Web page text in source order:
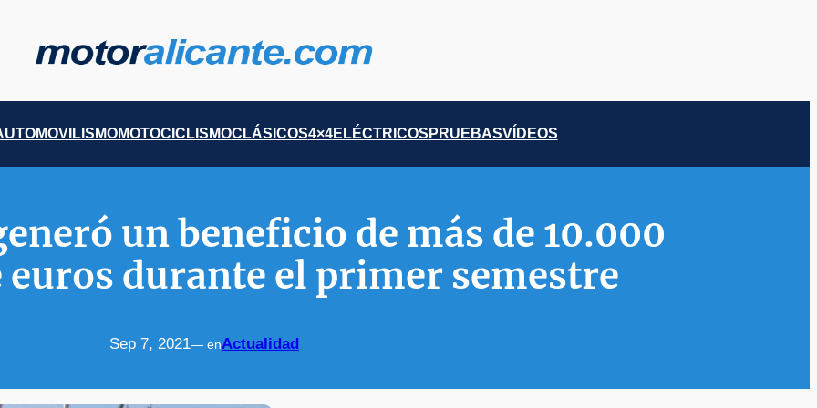
MOTOCICLISMOCLÁSICOS4×4ELÉCTRICOS PRUEBASVÍDEOS
un beneficio de más de 10.000
durante el primer semestre
Sep 7, 2021— enActualidad